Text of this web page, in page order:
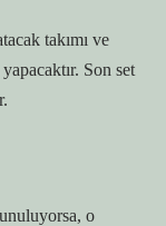
takımı ve
Son set
o